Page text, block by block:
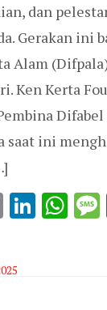
dan
Gerakan ini
Alam
Ken Kerta
saat ini
Copy